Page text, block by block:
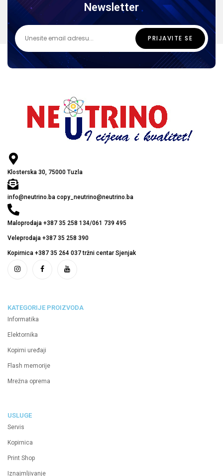
Newsletter
Klosterska 30, 75000 Tuzla
info@neutrino.ba copy_neutrino@neutrino.ba
Maloprodaja +387 35 258 134/061 739 495
Veleprodaja +387 35 258 390
Kopirnica +387 35 264 037 tržni centar Sjenjak
KATEGORIJE PROIZVODA
Informatika
Elektornika
Kopirni uređaji
Flash memorije
Mrežna oprema
USLUGE
Servis
Kopirnica
Print Shop
Iznajmljivanje